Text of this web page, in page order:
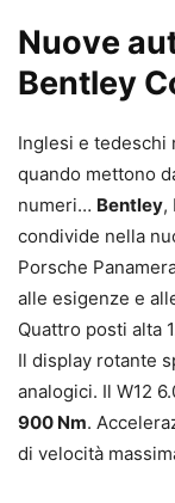
Nuove
Bentley
Inglesi e tedeschi
quando mettono
numeri… Bentley,
condivide nella
Porsche
alle esigenze e
Quattro posti alta
Il display rotante
analogici. Il W12
900 Nm.
di velocità